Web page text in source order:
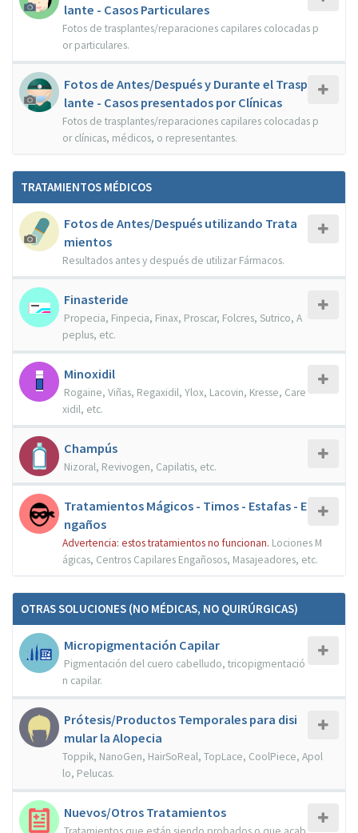
lante - Casos Particulares
Fotos de trasplantes/reparaciones capilares colocadas p
or particulares.
Fotos de Antes/Después y Durante el Trasp
lante - Casos presentados por Clínicas
Fotos de trasplantes/reparaciones capilares colocadas p
or clínicas, médicos, o representantes.
TRATAMIENTOS MÉDICOS
Fotos de Antes/Después utilizando Trata
mientos
Resultados antes y después de utilizar Fármacos.
Finasteride
Propecia, Finpecia, Finax, Proscar, Folcres, Sutrico, A
peplus, etc.
Minoxidil
Rogaine, Viñas, Regaxidil, Ylox, Lacovin, Kresse, Care
xidil, etc.
Champús
Nizoral, Revivogen, Capilatis, etc.
Tratamientos Mágicos - Timos - Estafas - E
ngaños
Advertencia: estos tratamientos no funcionan. Lociones M
ágicas, Centros Capilares Engañosos, Masajeadores, etc.
OTRAS SOLUCIONES (NO MÉDICAS, NO QUIRÚRGICAS)
Micropigmentación Capilar
Pigmentación del cuero cabelludo, tricopigmentació
n capilar.
Prótesis/Productos Temporales para disi
mular la Alopecia
Toppik, NanoGen, HairSoReal, TopLace, CoolPiece, Apol
lo, Pelucas.
Nuevos/Otros Tratamientos